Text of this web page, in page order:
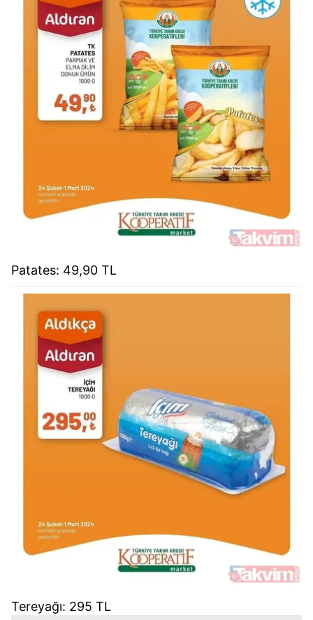
Patates: 49,90 TL
Tereyağı: 295 TL